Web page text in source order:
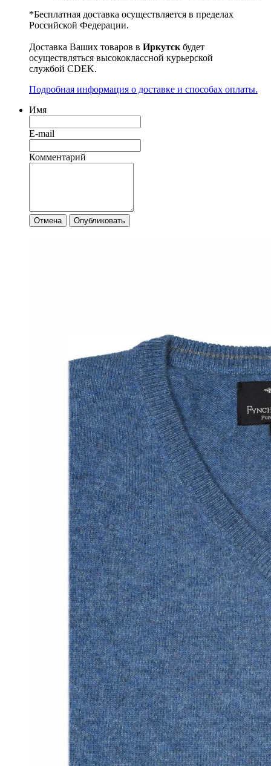
*Бесплатная доставка осуществляется в пределах
Российской Федерации.
Доставка Ваших товаров в Иркутскбудет
осуществляться высококлассной курьерской
службой CDEK.
Подробная информация о доставке и способах оплаты.
Имя
E-mail
Комментарий
Отмена Опубликовать